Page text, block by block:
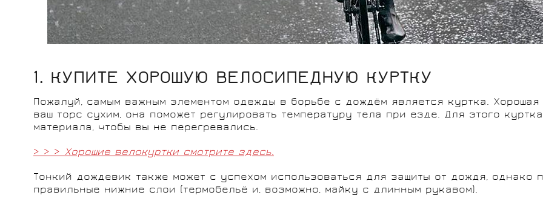
1. КУПИТЕ ХОРОШУЮ ВЕЛОСИПЕДНУЮ КУРТКУ
Пожалуй, самым важным элементом одежды в борьбе с дождём является куртка. Хорошая
ваш торс сухим, она поможет регулировать температуру тела при езде. Для этого
материала, чтобы вы не перегревались.
> > >Хорошие велокуртки смотрите здесь.
Тонкий дождевик также может с успехом использоваться для защиты от дождя, однако
правильные нижние слои (термобельё и, возможно, майку с длинным рукавом).